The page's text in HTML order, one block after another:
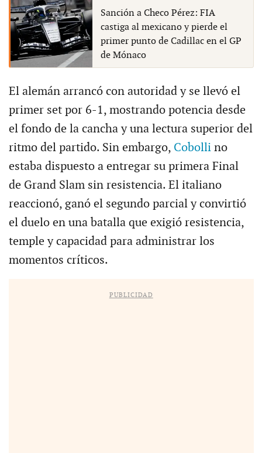
Sanción a Checo Pérez: FIA
castiga al mexicano y pierde el
primer punto de Cadillac en el GP
de Mónaco
El alemán arrancó con autoridad y se llevó el
primer set por 6-1, mostrando potencia desde
el fondo de la cancha y una lectura superior del
ritmo del partido. Sin embargo, Cobolli no
estaba dispuesto a entregar su primera Final
de Grand Slam sin resistencia. El italiano
reaccionó, ganó el segundo parcial y convirtió
el duelo en una batalla que exigió resistencia,
temple y capacidad para administrar los
momentos críticos.
PUBLICIDAD